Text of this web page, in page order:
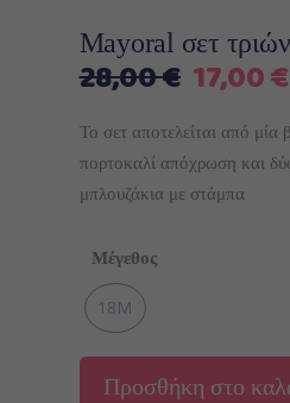
Mayoral σετ
28,00€ Original
was:
28,00
17,00€Η
Το σετ αποτελείται από μία
πορτοκαλί απόχρωση και
μπλουζάκια με στάμπα
Μέγεθος
18M
Προσθήκη στο